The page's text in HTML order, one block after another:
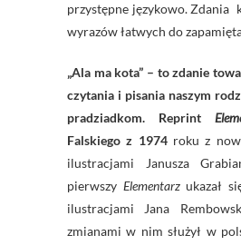
przystępne językowo. Zdania
wyrazów łatwych do
„Ala ma kota” – to zdanie
czytania i pisania naszym
pradziadkom. Reprint
Falskiego z 1974roku z
ilustracjami Janusza
pierwszy Elementarzukazał
ilustracjami Jana
zmianami w nim służył w